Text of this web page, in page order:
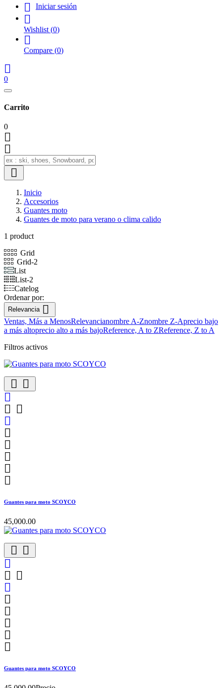

Iniciar sesión

Wishlist (0)

Compare (0)

0
Carrito
0



Inicio
Accesorios
Guantes moto
Guantes de moto para verano o clima calido
1 product
Grid
Grid-2
List
List-2
Catelog
Ordenar por:
Relevancia 
Ventas, Más a MenosRelevancianombre A-Znombre Z-Aprecio bajo
a más altoprecio alto a más bajoReference, A to ZReference, Z to A
Filtros activos











Guantes para moto SCOYCO
45,000.00











Guantes para moto SCOYCO